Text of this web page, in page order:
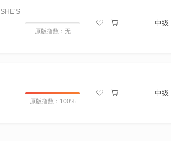
SHE'S
原版指数：无
中级
原版指数：100%
中级